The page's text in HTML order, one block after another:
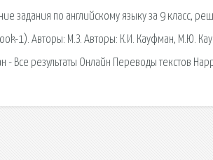
задания по английскому языку за 9 класс,
1). Авторы: М.З. Авторы: К.И. Кауфман, М.Ю.
- Все результаты Онлайн Переводы текстов